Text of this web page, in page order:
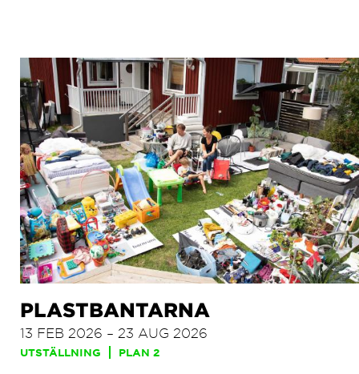
PLASTBANTARNA
13 FEB 2026 – 23 AUG 2026
UTSTÄLLNING PLAN 2